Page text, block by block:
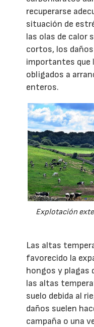
recuperarse
situación de
las olas de calor
cortos, los
importantes que
obligados a
enteros.
Explotación
Las altas
favorecido la
hongos y plagas
las altas
suelo debida al
daños suelen
campaña o una